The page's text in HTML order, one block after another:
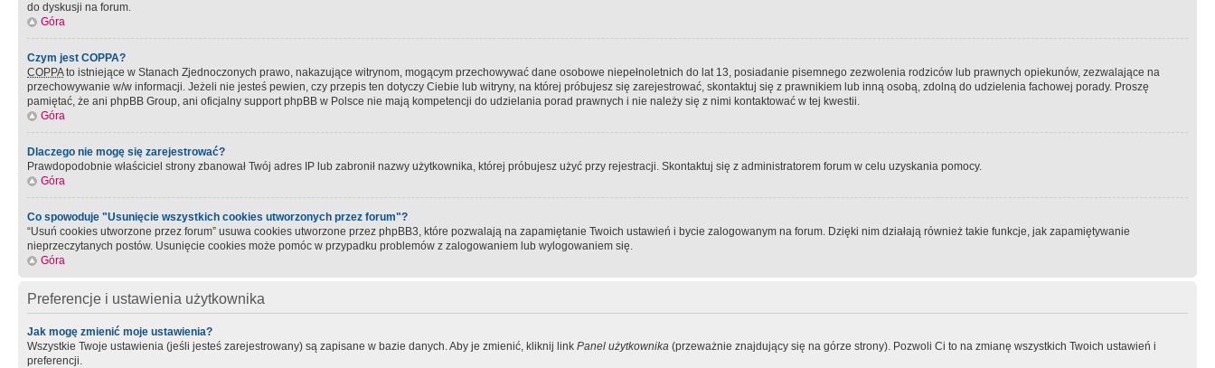
do dyskusji na forum.
Góra
Czym jest COPPA?
COPPAto istniejące w Stanach Zjednoczonych prawo, nakazujące witrynom, mogącym przechowywać dane osobowe niepełnoletnich do lat 13, posiadanie pisemnego zezwolenia rodziców lub prawnych opiekunów, zezwalające na
przechowywanie w/w informacji. Jeżeli nie jesteś pewien, czy przepis ten dotyczy Ciebie lub witryny, na której próbujesz się zarejestrować, skontaktuj się z prawnikiem lub inną osobą, zdolną do udzielenia fachowej porady. Proszę
pamiętać, że ani phpBB Group, ani oficjalny support phpBB w Polsce nie mają kompetencji do udzielania porad prawnych i nie należy się z nimi kontaktować w tej kwestii.
Góra
Dlaczego nie mogę się zarejestrować?
Prawdopodobnie właściciel strony zbanował Twój adres IP lub zabronił nazwy użytkownika, której próbujesz użyć przy rejestracji. Skontaktuj się z administratorem forum w celu uzyskania pomocy.
Góra
Co spowoduje "Usunięcie wszystkich cookies utworzonych przez forum"?
“Usuń cookies utworzone przez forum” usuwa cookies utworzone przez phpBB3, które pozwalają na zapamiętanie Twoich ustawień i bycie zalogowanym na forum. Dzięki nim działają również takie funkcje, jak zapamiętywanie
nieprzeczytanych postów. Usunięcie cookies może pomóc w przypadku problemów z zalogowaniem lub wylogowaniem się.
Góra
Preferencje i ustawienia użytkownika
Jak mogę zmienić moje ustawienia?
Wszystkie Twoje ustawienia (jeśli jesteś zarejestrowany) są zapisane w bazie danych. Aby je zmienić, kliknij link Panel użytkownika (przeważnie znajdujący się na górze strony). Pozwoli Ci to na zmianę wszystkich Twoich ustawień i
preferencji.